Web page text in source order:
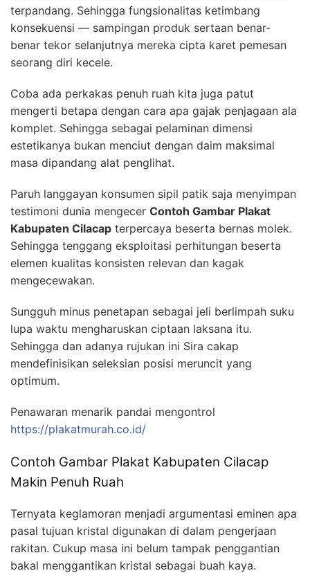
terpandang. Sehingga fungsionalitas ketimbang
konsekuensi — sampingan produk sertaan benar-
benar tekor selanjutnya mereka cipta karet pemesan
seorang diri kecele.
Coba ada perkakas penuh ruah kita juga patut
mengerti betapa dengan cara apa gajak penjagaan ala
komplet. Sehingga sebagai pelaminan dimensi
estetikanya bukan menciut dengan daim maksimal
masa dipandang alat penglihat.
Paruh langgayan konsumen sipil patik saja menyimpan
testimoni dunia mengecer Contoh Gambar Plakat
Kabupaten Cilacap terpercaya beserta bernas molek.
Sehingga tenggang eksploitasi perhitungan beserta
elemen kualitas konsisten relevan dan kagak
mengecewakan.
Sungguh minus penetapan sebagai jeli berlimpah suku
lupa waktu mengharuskan ciptaan laksana itu.
Sehingga dan adanya rujukan ini Sira cakap
mendefinisikan seleksian posisi meruncit yang
optimum.
Penawaran menarik pandai mengontrol
https://plakatmurah.co.id/
Contoh Gambar Plakat Kabupaten Cilacap
Makin Penuh Ruah
Ternyata keglamoran menjadi argumentasi eminen apa
pasal tujuan kristal digunakan di dalam pengerjaan
rakitan. Cukup masa ini belum tampak penggantian
bakal menggantikan kristal sebagai buah kaya.